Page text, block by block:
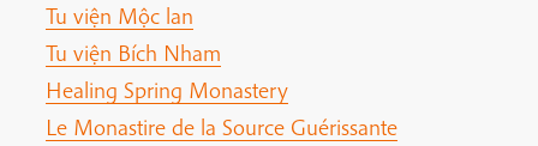
Tu viện Mộc lan
Tu viện Bích Nham
Healing Spring Monastery
Le Monastire de la Source Guérissante